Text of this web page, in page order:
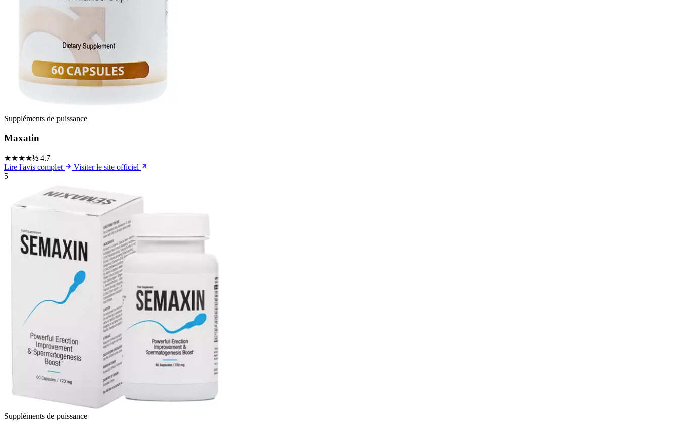
Suppléments de puissance
Maxatin
★★★★½ 4.7
Lire l'avis complet
Visiter le site officiel
5
Suppléments de puissance